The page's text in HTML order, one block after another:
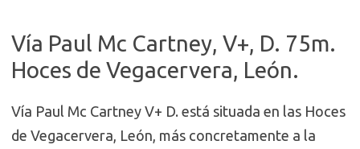
Vía Paul Mc Cartney, V+, D. 75m.
Hoces de Vegacervera, León.
Vía Paul Mc Cartney V+ D. está situada en las Hoces
de Vegacervera, León, más concretamente a la